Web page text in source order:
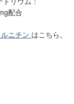
配合
ニチン はこちら。